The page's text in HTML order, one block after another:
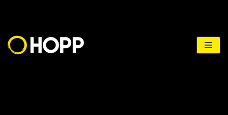
au
contenu